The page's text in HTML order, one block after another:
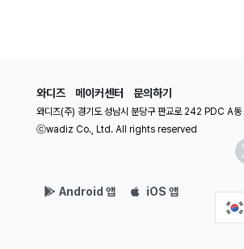
와디즈 메이커센터 문의하기
와디즈(주) 경기도 성남시 분당구 판교로 242 PDC A
ⓒwadiz Co., Ltd. All rights reserved
Android 앱 iOS 앱